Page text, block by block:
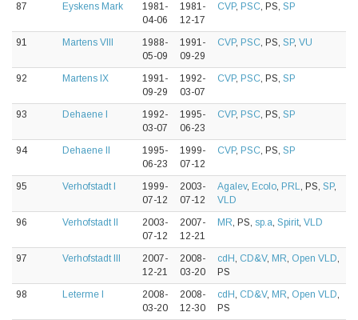
87 Eyskens Mark
1981-
04-06
1981-
12-17
CVP, PSC, PS, SP
91 Martens VIII
1988-
05-09
1991-
09-29
CVP, PSC, PS, SP, VU
92 Martens IX
1991-
09-29
1992-
03-07
CVP, PSC, PS, SP
93 Dehaene I
1992-
03-07
1995-
06-23
CVP, PSC, PS, SP
94 Dehaene II
1995-
06-23
1999-
07-12
CVP, PSC, PS, SP
95 Verhofstadt I
1999-
07-12
2003-
07-12
Agalev, Ecolo, PRL, PS, SP,
VLD
96
Verhofstadt II
2003-
07-12
2007-
12-21
MR, PS, sp.a, Spirit, VLD
97 Verhofstadt III
2007-
12-21
2008-
03-20
cdH, CD&V, MR, Open VLD,
PS
98
Leterme I
2008-
03-20
2008-
12-30
cdH, CD&V, MR, Open VLD,
PS